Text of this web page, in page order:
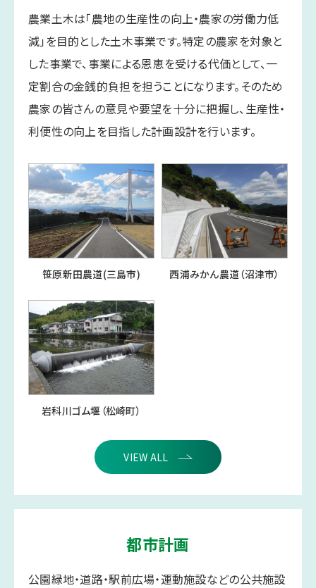
農業土木は「農地の生産性の向上・農家の労働力低
減」を目的とした土木事業です。特定の農家を対象と
した事業で、事業による恩恵を受ける代価として、一
定割合の金銭的負担を担うことになります。そのため
農家の皆さんの意見や要望を十分に把握し、生産性・
利便性の向上を目指した計画設計を行います。
笹原新田農道(三島市) 西浦みかん農道（沼津市）
岩科川ゴム堰（松崎町）
VIEW ALL
都市計画
公園緑地・道路・駅前広場・運動施設などの公共施設